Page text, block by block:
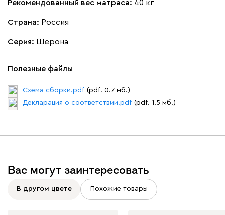
Рекомендованный вес матраса: 40 кг
Страна: Россия
Серия: Шерона
Полезные файлы
Схема сборки.pdf (pdf. 0.7 мб.)
Декларация о соответствии.pdf (pdf. 1.5 мб.)
Вас могут заинтересовать
В другом цвете Похожие товары